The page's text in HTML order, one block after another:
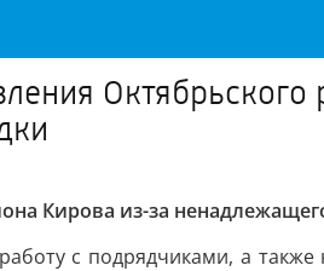
Кирова из-за
с подрядчиками, а